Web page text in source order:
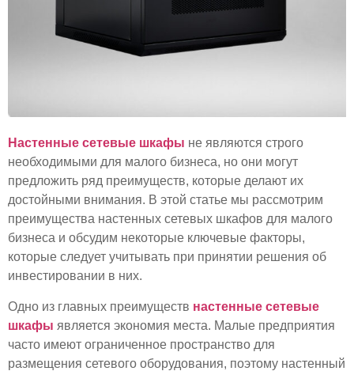
Настенные сетевые шкафы не являются строго
необходимыми для малого бизнеса, но они могут
предложить ряд преимуществ, которые делают их
достойными внимания. В этой статье мы рассмотрим
преимущества настенных сетевых шкафов для малого
бизнеса и обсудим некоторые ключевые факторы,
которые следует учитывать при принятии решения об
инвестировании в них.
Одно из главных преимуществ настенные сетевые
шкафы является экономия места. Малые предприятия
часто имеют ограниченное пространство для
размещения сетевого оборудования, поэтому настенный